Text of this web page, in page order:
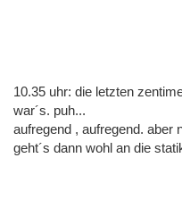
10.35 uhr: die letzten
war´s. puh...
aufregend , aufregend. aber
geht´s dann wohl an die